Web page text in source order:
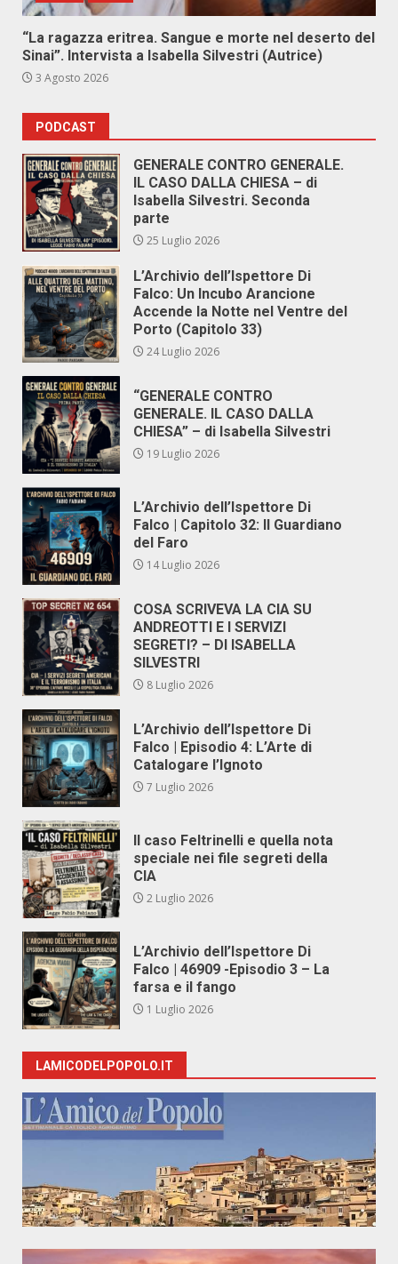
“La ragazza eritrea. Sangue e morte nel deserto del
Sinai”. Intervista a Isabella Silvestri (Autrice)
3 Agosto 2026
PODCAST
GENERALE CONTRO GENERALE.
IL CASO DALLA CHIESA – di
Isabella Silvestri. Seconda
parte
25 Luglio 2026
L’Archivio dell’Ispettore Di
Falco: Un Incubo Arancione
Accende la Notte nel Ventre del
Porto (Capitolo 33)
24 Luglio 2026
“GENERALE CONTRO
GENERALE. IL CASO DALLA
CHIESA” – di Isabella Silvestri
19 Luglio 2026
L’Archivio dell’Ispettore Di
Falco | Capitolo 32: Il Guardiano
del Faro
14 Luglio 2026
COSA SCRIVEVA LA CIA SU
ANDREOTTI E I SERVIZI
SEGRETI? – DI ISABELLA
SILVESTRI
8 Luglio 2026
L’Archivio dell’Ispettore Di
Falco | Episodio 4: L’Arte di
Catalogare l’Ignoto
7 Luglio 2026
Il caso Feltrinelli e quella nota
speciale nei file segreti della
CIA
2 Luglio 2026
L’Archivio dell’Ispettore Di
Falco | 46909 -Episodio 3 – La
farsa e il fango
1 Luglio 2026
LAMICODELPOPOLO.IT